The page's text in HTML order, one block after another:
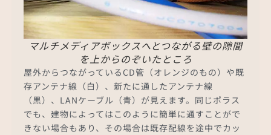
マルチメディアボックスへとつながる壁の隙間
を上からのぞいたところ
屋外からつながっているCD管（オレンジのもの）や既
存アンテナ線（白）、新たに通したアンテナ線
（黒）、LANケーブル（青）が見えます。同じポラス
でも、建物によってはこのように簡単に通すことがで
きない場合もあり、その場合は既存配線を途中でカッ